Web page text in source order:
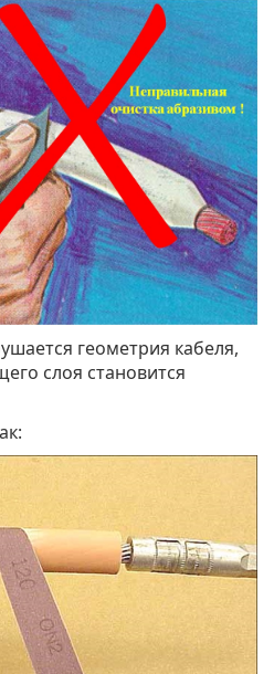
геометрия кабеля,
слоя становится